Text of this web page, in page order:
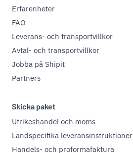
Erfarenheter
FAQ
Leverans- och transportvillkor
Avtal- och transportvillkor
Jobba på Shipit
Partners
Skicka paket
Utrikeshandel och moms
Landspecifika leveransinstruktioner
Handels- och proformafaktura